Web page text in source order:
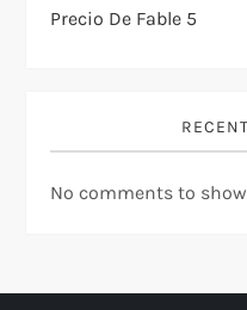
Precio De Fable 5
No comments to